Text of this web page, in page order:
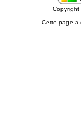
Cette page a